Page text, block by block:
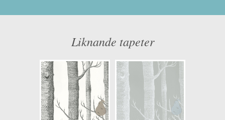
Opacitet: Låg
Mönsterhöjd: 0,70
Artikelnummer: 95/5031
NCS Bottenkulör: S6502-B
Färg: Vitaktig, Grå, Guld
Liknande tapeter